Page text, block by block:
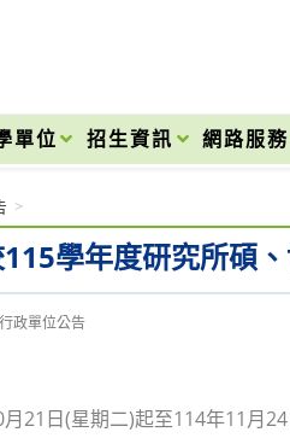
單位 招生資訊 網路服
學年度研究所碩
>
行政單位公告
21日(星期二)起至114年11月24